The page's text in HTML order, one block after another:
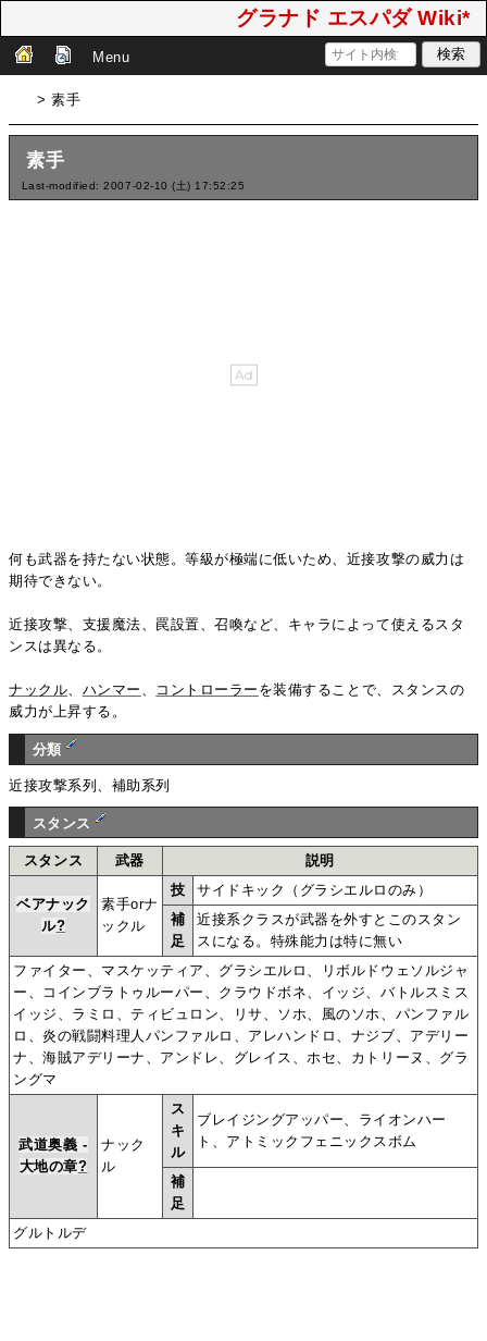
グラナド エスパダ Wiki*
Menu
> 素手
素手
Last-modified: 2007-02-10 (土) 17:52:25
何も武器を持たない状態。等級が極端に低いため、近接攻撃の威力は
期待できない。
近接攻撃、支援魔法、罠設置、召喚など、キャラによって使えるスタ
ンスは異なる。
ナックル、 ハンマー 、 コントローラー を装備することで、スタンスの
威力が上昇する。
分類
近接攻撃系列、補助系列
スタンス
スタンス 武器 説明
ベアナック
ル?
素手orナ
ックル
技
サイドキック（グラシエルロのみ）
補
足
近接系クラスが武器を外すとこのスタン
スになる。特殊能力は特に無い
ファイター、マスケッティア、グラシエルロ、リボルドウェソルジャ
ー、コインブラトゥルーパー、クラウドボネ、イッジ、バトルスミス
イッジ、ラミロ、ティビュロン、リサ、ソホ、風のソホ、パンファル
ロ、炎の戦闘料理人パンファルロ、アレハンドロ、ナジブ、アデリー
ナ、海賊アデリーナ、アンドレ、グレイス、ホセ、カトリーヌ、グラ
ングマ
武道奥義 -
大地の章?
ナック
ル
ス
キ
ル
ブレイジングアッパー、ライオンハー
ト、アトミックフェニックスボム
補
足
グルトルデ